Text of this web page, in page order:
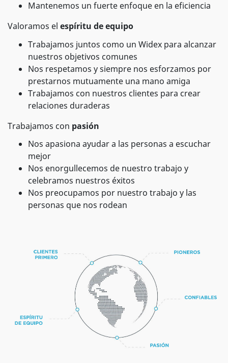
Mantenemos un fuerte enfoque en la eficiencia
Valoramos el espíritu de equipo
Trabajamos juntos como un Widex para alcanzar
nuestros objetivos comunes
Nos respetamos y siempre nos esforzamos por
prestarnos mutuamente una mano amiga
Trabajamos con nuestros clientes para crear
relaciones duraderas
Trabajamos con pasión
Nos apasiona ayudar a las personas a escuchar
mejor
Nos enorgullecemos de nuestro trabajo y
celebramos nuestros éxitos
Nos preocupamos por nuestro trabajo y las
personas que nos rodean